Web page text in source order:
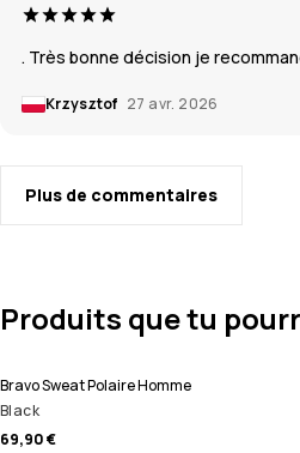
. Très bonne décision je
Krzysztof 27 avr. 2026
Plus de commentaires
Produits que tu
Bravo Sweat Polaire Homme
Black
69,90 €